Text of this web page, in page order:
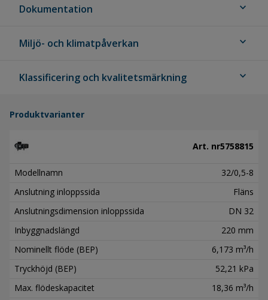
Dokumentation expand_more
Miljö- och klimatpåverkan expand_more
Klassificering och kvalitetsmärkning expand_more
Produktvarianter
Art. nr5758815
Modellnamn
32/0,5-8
Anslutning inloppssida
Fläns
Anslutningsdimension inloppssida
DN 32
Inbyggnadslängd
220 mm
Nominellt flöde (BEP)
6,173 m³/h
Tryckhöjd (BEP)
52,21 kPa
Max. flödeskapacitet
18,36 m³/h